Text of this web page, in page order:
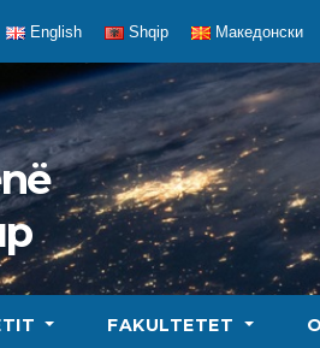
English Shqip Македонски
FAKULTETET